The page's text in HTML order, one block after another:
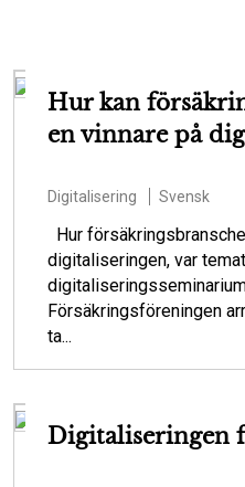
Hur kan
en vinnare på
Digitalisering Svensk
Hur
digitaliseringen, var
Försäkringsföreningen
ta...
Digitaliseringen